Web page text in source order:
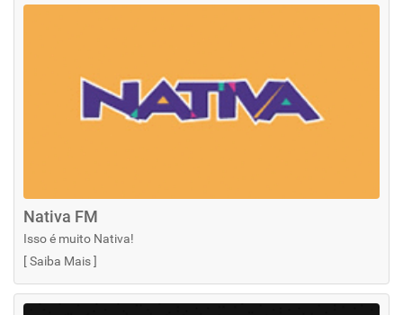
Nativa FM
Isso é muito Nativa!
[Saiba Mais]